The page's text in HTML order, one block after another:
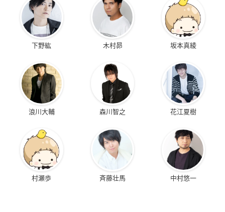
下野紘 木村昴 坂本真綾
浪川大輔 森川智之 花江夏樹
村瀬歩 斉藤壮馬 中村悠一